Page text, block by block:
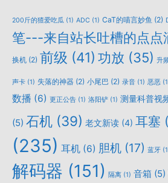
200斤的猹爱吃瓜 (1) ADC (1) CaT的喵言妙鱼 (2)
笔---来自站长吐槽的点点
换机 (2) 前级 (41) 功放 (35) 升
声卡 (1) 失落的神器 (2) 小尾巴 (2) 录音 (1) 恶恶
数播 (6) 更正公告 (1) 洛阳铲 (1) 测量科普视
(5) 石机 (39) 老文新读 (4) 耳塞
(235) 耳机 (6) 胆机 (17) 蓝牙
解码器 (151) 隔离 (1) 音箱 (5)